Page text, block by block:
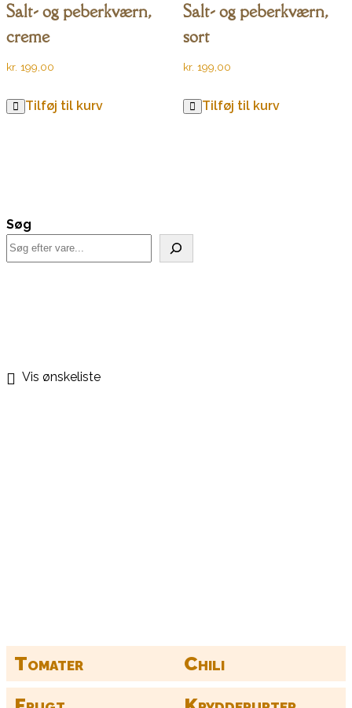
Salt- og peberkværn,
creme
kr. 199,00
Tilføj til kurv
Salt- og peberkværn,
sort
kr. 199,00
Tilføj til kurv
Søg
Vis ønskeliste
Tomater
Chili